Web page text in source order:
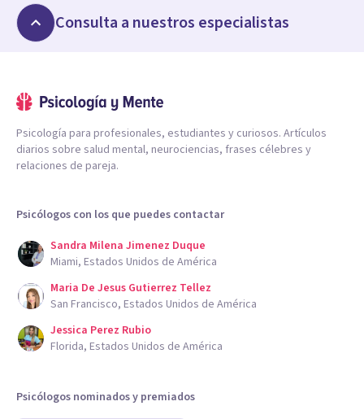
Consulta a nuestros especialistas
Psicología para profesionales, estudiantes y curiosos. Artículos
diarios sobre salud mental, neurociencias, frases célebres y
relaciones de pareja.
Psicólogos con los que puedes contactar
Sandra Milena Jimenez Duque
Miami, Estados Unidos de América
Maria De Jesus Gutierrez Tellez
San Francisco, Estados Unidos de América
Jessica Perez Rubio
Florida, Estados Unidos de América
Psicólogos nominados y premiados